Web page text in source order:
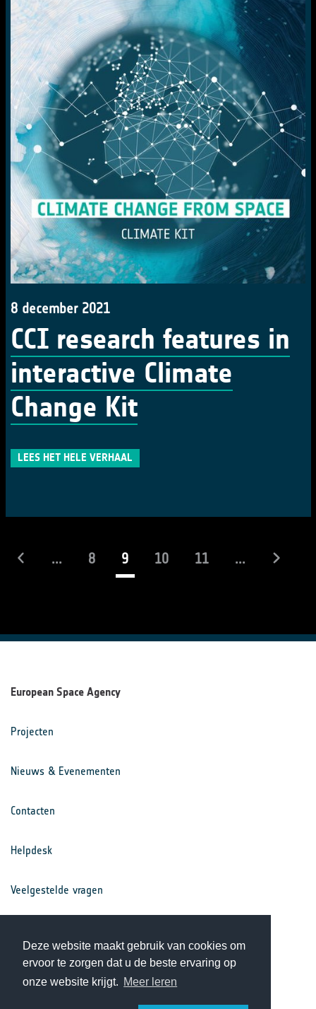
Deze website maakt gebruik van cookies om
ervoor te zorgen dat u de beste ervaring op
onze website krijgt. Meer leren
8 december 2021
CCI research features in
interactive Climate
Change Kit
LEES HET HELE VERHAAL
... 8 9(actueel)
10 11 ...
European Space Agency
Projecten
Nieuws & Evenementen
Contacten
Helpdesk
Veelgestelde vragen
Privacy Statement